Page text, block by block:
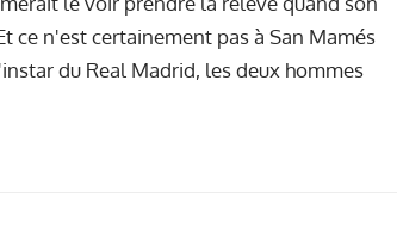
ce n'est certainement pas à San Mamés
du Real Madrid, les deux hommes